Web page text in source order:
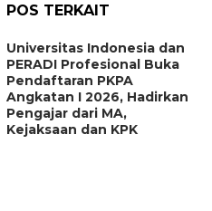
POS TERKAIT
Universitas Indonesia dan
PERADI Profesional Buka
Pendaftaran PKPA
Angkatan I 2026, Hadirkan
Pengajar dari MA,
Kejaksaan dan KPK